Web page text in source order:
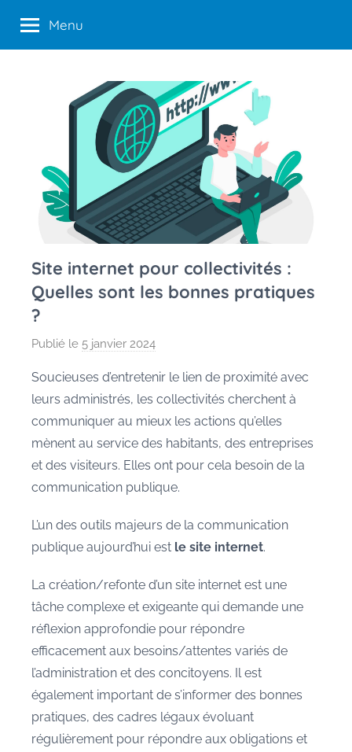
contenu
Menu
Site internet pour collectivités :
Quelles sont les bonnes pratiques
?
Publié le 5 janvier 2024
r
P
e
g
g
y
a
u
s
e
n
Soucieuses d’entretenir le lien de proximité avec
leurs administrés, les collectivités cherchent à
communiquer au mieux les actions qu’elles
mènent au service des habitants, des entreprises
et des visiteurs. Elles ont pour cela besoin de la
communication publique.
L’un des outils majeurs de la communication
publique aujourd’hui est le site internet.
La création/refonte d’un site internet est une
tâche complexe et exigeante qui demande une
réflexion approfondie pour répondre
efficacement aux besoins/attentes variés de
l’administration et des concitoyens. Il est
également important de s’informer des bonnes
pratiques, des cadres légaux évoluant
régulièrement pour répondre aux obligations et